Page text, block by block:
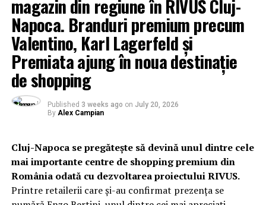
magazin din regiune în RIVUS Cluj-
Napoca. Branduri premium precum
Valentino, Karl Lagerfeld și
Premiata ajung în noua destinație
de shopping
Published 3 weeks ago on July 20, 2026
By Alex Campian
Cluj-Napoca se pregătește să devină unul dintre cele
mai importante centre de shopping premium din
România odată cu dezvoltarea proiectului RIVUS.
Printre retailerii care și-au confirmat prezența se